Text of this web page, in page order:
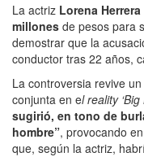
La actriz Lorena Herrera
millones de pesos para
demostrar que la
conductor tras 22 años,
La controversia revive
conjunta en el reality ‘Big
sugirió, en tono de
hombre”, provocando
que, según la actriz,